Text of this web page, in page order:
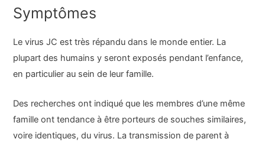
Symptômes
Le virus JC est très répandu dans le monde entier. La
plupart des humains y seront exposés pendant l’enfance,
en particulier au sein de leur famille.
Des recherches ont indiqué que les membres d’une même
famille ont tendance à être porteurs de souches similaires,
voire identiques, du virus. La transmission de parent à